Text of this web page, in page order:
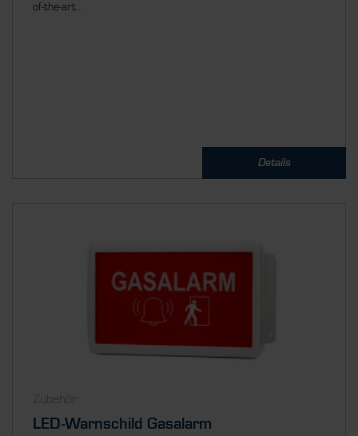
of-the-art...
Details
Zubehör
LED-Warnschild Gasalarm